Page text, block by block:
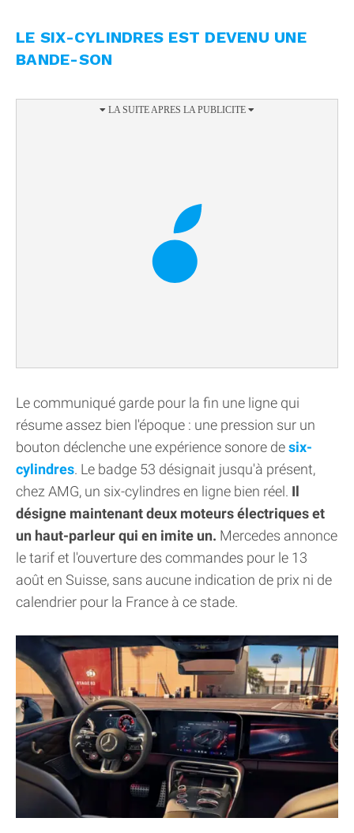
LE SIX-CYLINDRES EST DEVENU UNE
BANDE-SON
Le communiqué garde pour la fin une ligne qui
résume assez bien l'époque : une pression sur un
bouton déclenche une expérience sonore desix-
cylindres. Le badge 53 désignait jusqu'à présent,
chez AMG, un six-cylindres en ligne bien réel. Il
désigne maintenant deux moteurs électriques et
un haut-parleur qui en imite un. Mercedes annonce
le tarif et l'ouverture des commandes pour le 13
août en Suisse, sans aucune indication de prix ni de
calendrier pour la France à ce stade.